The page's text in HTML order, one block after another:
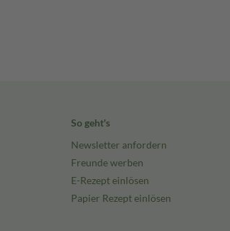
So geht's
Newsletter anfordern
Freunde werben
E-Rezept einlösen
Papier Rezept einlösen